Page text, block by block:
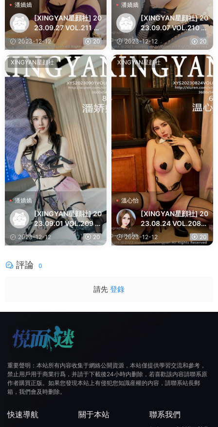
潘嬌嬌
[XINGYAN星顔社] 20
23.09.27 VOL.211 潘
嬌嬌 豐腴美臀
2023-12-12 20
潘嬌嬌
[XINGYAN星顔社] 20
23.09.07 VOL.210 潘
嬌嬌 豐腴美臀
2023-12-12 20
XINGYAN星顔社
潘嬌嬌
[XINGYAN星顔社] 20
23.09.01 VOL.209 潘
嬌嬌 豐腴美臀
2023-12-12 20
XINGYAN星顔社
溫心怡
[XINGYAN星顔社] 20
23.08.24 VOL.208
溫心怡 黑絲美臀
2023-12-12 20
評論 0
請先 登錄
重要聲明：本站所有内容收集于網絡公開資源，本站僅提供學習交流和參考，
禁止用戶用于商業行爲，并請于下載後24小時内删除，若喜歡該内容請聯系原
作者購買正版。如果您發現本站上有侵犯您知識産權的内容，請聯系站長郵
箱，我們會及時删除。
快速導航 關于本站 聯系我們